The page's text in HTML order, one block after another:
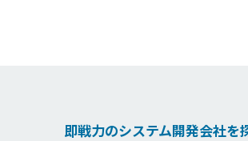
即戦力のシステム開発会社を